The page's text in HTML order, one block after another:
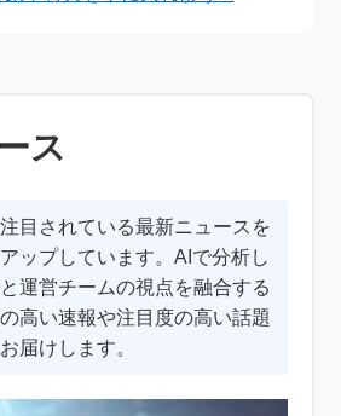
ス
目されている最新ニュースを
ップしています。AIで分析し
運営チームの視点を融合する
高い速報や注目度の高い話題
届けします。